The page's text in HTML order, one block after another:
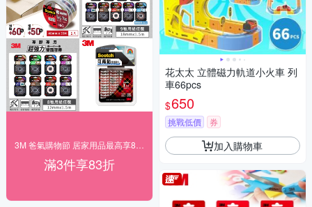
滿3件享83折
花太太 立體磁力軌道小火車 列
車66pcs
$650
挑戰低價 券
加入購物車